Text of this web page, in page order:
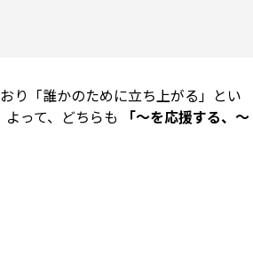
り「誰かのために立ち上がる」とい
って、どちらも
「～を応援する、～